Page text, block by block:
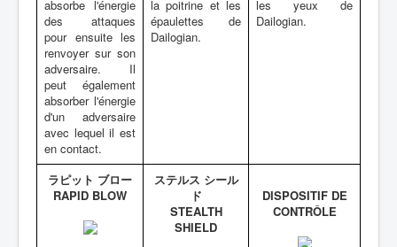
absorbe l'énergie
des attaques
pour ensuite les
renvoyer sur son
adversaire. Il
peut également
absorber l'énergie
d'un adversaire
avec lequel il est
en contact.
la poitrine et les
épaulettes de
Dailogian.
les yeux de
Dailogian.
ラピット ブロー
RAPID BLOW
ステルス シール
ド
STEALTH
SHIELD
DISPOSITIF DE
CONTRÔLE